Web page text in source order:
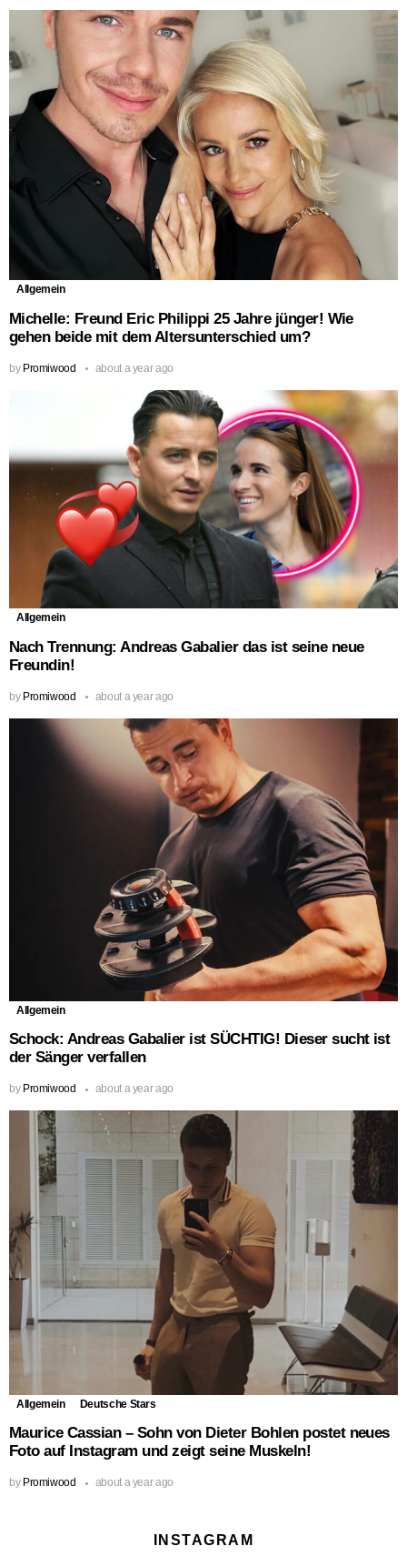
Allgemein
Michelle: Freund Eric Philippi 25 Jahre jünger! Wie
gehen beide mit dem Altersunterschied um?
by Promiwood about a year ago
Allgemein
Nach Trennung: Andreas Gabalier das ist seine neue
Freundin!
by Promiwood about a year ago
Allgemein
Schock: Andreas Gabalier ist SÜCHTIG! Dieser sucht ist
der Sänger verfallen
by Promiwood about a year ago
Allgemein Deutsche Stars
Maurice Cassian – Sohn von Dieter Bohlen postet neues
Foto auf Instagram und zeigt seine Muskeln!
by Promiwood about a year ago
INSTAGRAM